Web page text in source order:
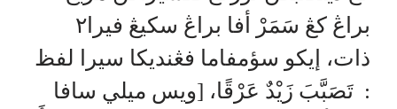
براڠ كڠ سَمَرْ أفا براڠ سكيڠ فيرا٢
ذات، إيكو سؤمفاما فڠنديكا سيرا لفظ
: تَصَبَّبَ زَيْدٌ عَرْقًا، [ويس ميلي سافا